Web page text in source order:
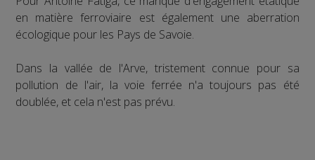
en matière ferroviaire est également une aberration
écologique pour les Pays de Savoie.
Dans la vallée de l'Arve, tristement connue pour sa
pollution de l'air, la voie ferrée n'a toujours pas été
doublée, et cela n'est pas prévu.